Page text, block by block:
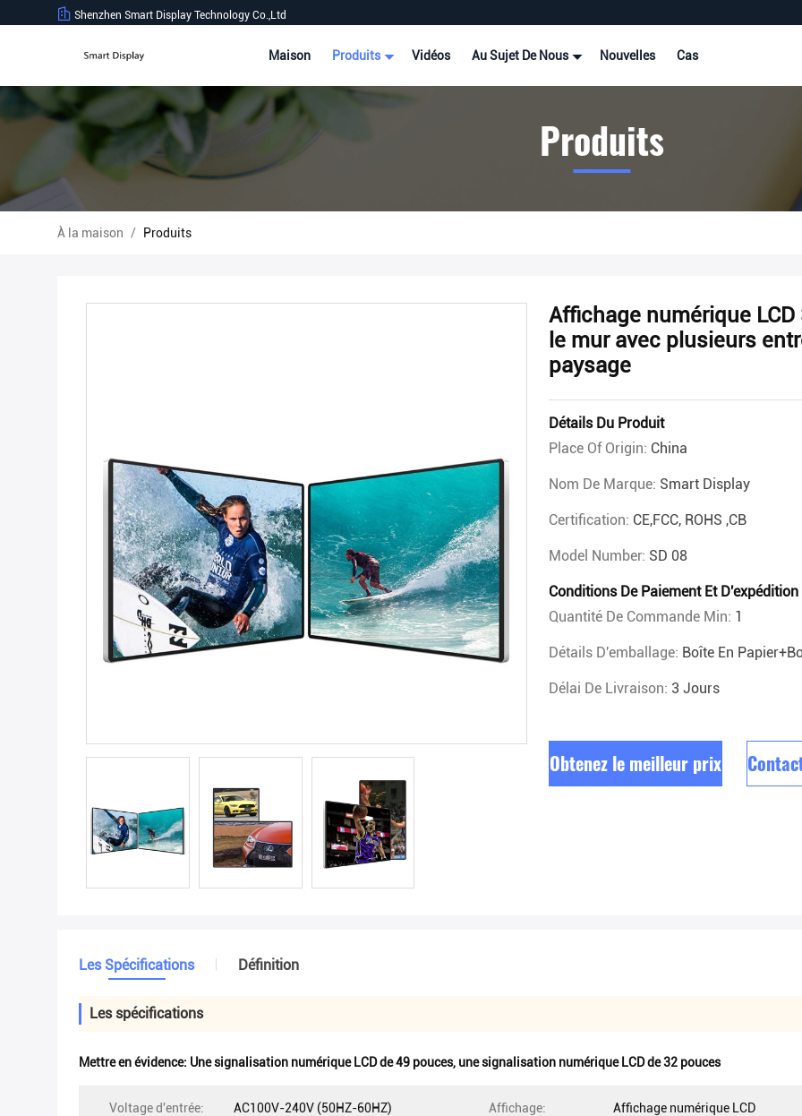
Shenzhen Smart Display Technology Co.,Ltd
Maison Produits Vidéos Au Sujet De Nous Nouvelles Cas
Produits
À la maison / Produits
Affichage numérique
le mur avec plusieurs
paysage
Détails Du Produit
Place Of Origin: China
Nom De Marque: Smart Display
Certification: CE,FCC, ROHS ,CB
Model Number: SD 08
Conditions De Paiement Et D'expédition
Quantité De Commande Min: 1
Détails D'emballage: Boîte En
Délai De Livraison: 3 Jours
Obtenez le meilleur prix
Les Spécifications Définition
Les spécifications
Mettre en évidence: Une signalisation numérique LCD de 49 pouces, une signalisation numérique LCD de 32 pouces
Voltage d'entrée: AC100V-240V (50HZ-60HZ) Affichage: Affichage numérique LCD